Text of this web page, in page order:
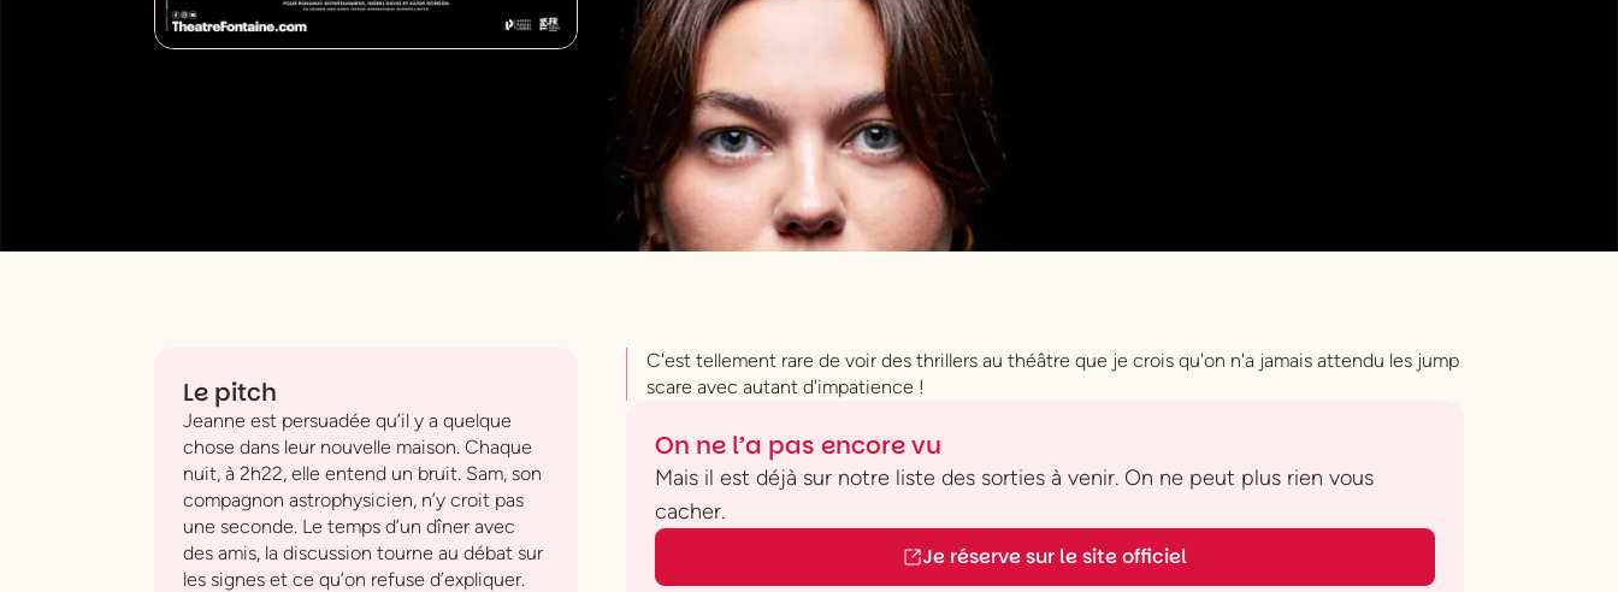
Le pitch
Jeanne est persuadée qu’il y a quelque
chose dans leur nouvelle maison. Chaque
nuit, à 2h22, elle entend un bruit. Sam, son
compagnon astrophysicien, n’y croit pas
une seconde. Le temps d’un dîner avec
des amis, la discussion tourne au débat sur
les signes et ce qu’on refuse d’expliquer.
C'est tellement rare de voir des thrillers au théâtre que je crois qu'on n'a jamais attendu les jump
scare avec autant d'impatience !
On ne l’a pas encore vu
Mais il est déjà sur notre liste des sorties à venir. On ne peut plus rien vous
cacher.
Je réserve sur le site officiel